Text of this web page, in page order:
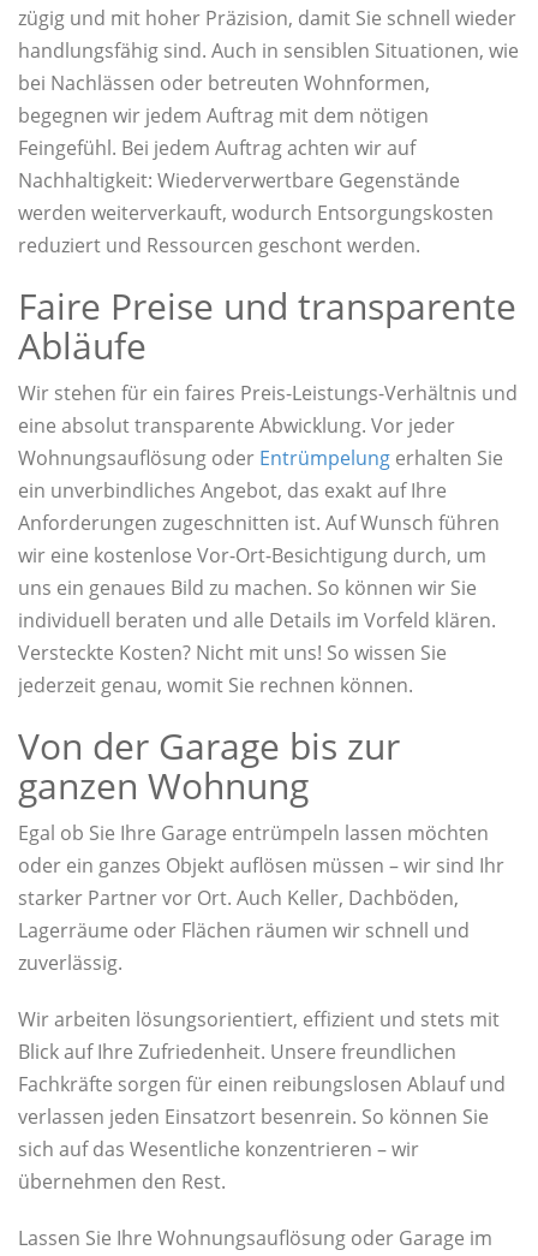
zügig und mit hoher Präzision, damit Sie schnell wieder
handlungsfähig sind. Auch in sensiblen Situationen, wie
bei Nachlässen oder betreuten Wohnformen,
begegnen wir jedem Auftrag mit dem nötigen
Feingefühl. Bei jedem Auftrag achten wir auf
Nachhaltigkeit: Wiederverwertbare Gegenstände
werden weiterverkauft, wodurch Entsorgungskosten
reduziert und Ressourcen geschont werden.
Faire Preise und transparente
Abläufe
Wir stehen für ein faires Preis-Leistungs-Verhältnis und
eine absolut transparente Abwicklung. Vor jeder
Wohnungsauflösung oder Entrümpelung erhalten Sie
ein unverbindliches Angebot, das exakt auf Ihre
Anforderungen zugeschnitten ist. Auf Wunsch führen
wir eine kostenlose Vor-Ort-Besichtigung durch, um
uns ein genaues Bild zu machen. So können wir Sie
individuell beraten und alle Details im Vorfeld klären.
Versteckte Kosten? Nicht mit uns! So wissen Sie
jederzeit genau, womit Sie rechnen können.
Von der Garage bis zur
ganzen Wohnung
Egal ob Sie Ihre Garage entrümpeln lassen möchten
oder ein ganzes Objekt auflösen müssen – wir sind Ihr
starker Partner vor Ort. Auch Keller, Dachböden,
Lagerräume oder Flächen räumen wir schnell und
zuverlässig.
Wir arbeiten lösungsorientiert, effizient und stets mit
Blick auf Ihre Zufriedenheit. Unsere freundlichen
Fachkräfte sorgen für einen reibungslosen Ablauf und
verlassen jeden Einsatzort besenrein. So können Sie
sich auf das Wesentliche konzentrieren – wir
übernehmen den Rest.
Lassen Sie Ihre Wohnungsauflösung oder Garage im